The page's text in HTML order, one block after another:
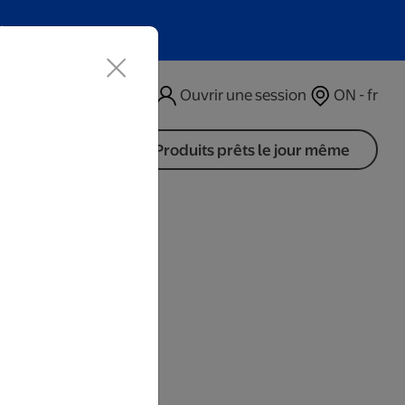
Ouvrir une session ON - fr
Produits prêts le jour même
ouvrables.